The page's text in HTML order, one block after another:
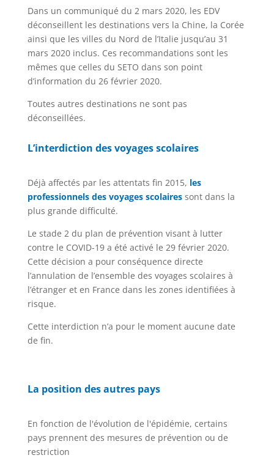
Dans un communiqué du 2 mars 2020, les EDV
déconseillent les destinations vers la Chine, la Corée
ainsi que les villes du Nord de l’Italie jusqu’au 31
mars 2020 inclus. Ces recommandations sont les
mêmes que celles du SETO dans son point
d’information du 26 février 2020.
Toutes autres destinations ne sont pas
déconseillées.
L’interdiction des voyages scolaires
Déjà affectés par les attentats fin 2015, les
professionnels des voyages scolairessont dans la
plus grande difficulté.
Le stade 2 du plan de prévention visant à lutter
contre le COVID-19 a été activé le 29 février 2020.
Cette décision a pour conséquence directe
l’annulation de l’ensemble des voyages scolaires à
l’étranger et en France dans les zones identifiées à
risque.
Cette interdiction n’a pour le moment aucune date
de fin.
La position des autres pays
En fonction de l'évolution de l'épidémie, certains
pays prennent des mesures de prévention ou de
restriction